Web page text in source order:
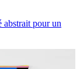
abstrait pour un